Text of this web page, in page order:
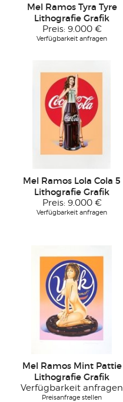
Mel Ramos Tyra Tyre
Lithografie Grafik
Preis: 9.000 €
Verfügbarkeit anfragen
Mel Ramos Lola Cola 5
Lithografie Grafik
Preis: 9.000 €
Verfügbarkeit anfragen
Mel Ramos Mint Pattie
Lithografie Grafik
Verfügbarkeit anfragen
Preisanfrage stellen